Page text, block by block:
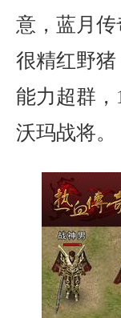
意，蓝月
很精红野
能力超群
沃玛战将。